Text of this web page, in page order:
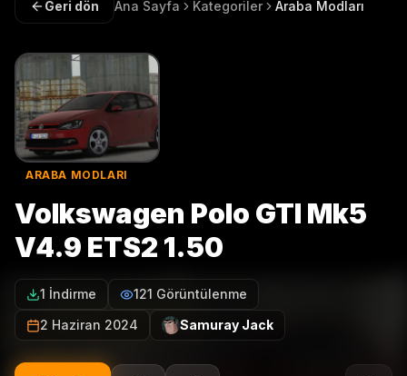
Geri dön Ana Sayfa Kategoriler Araba Modları
ARABA MODLARI
Volkswagen Polo GTI Mk5
V4.9 ETS2 1.50
1 İndirme
121 Görüntülenme
2 Haziran 2024
Samuray Jack